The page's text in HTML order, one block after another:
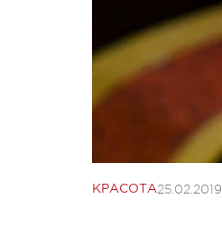
КРАСОТА25.02.2019